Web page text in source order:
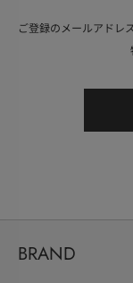
ご登録のメールアドレ
BRAND